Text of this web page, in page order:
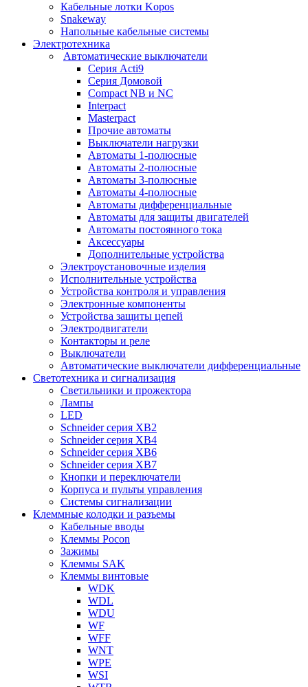
Кабельные лотки Kopos
Snakeway
Напольные кабельные системы
Электротехника
Автоматические выключатели
Серия Acti9
Серия Домовой
Compact NB и NC
Interpact
Masterpact
Прочие автоматы
Выключатели нагрузки
Автоматы 1-полюсные
Автоматы 2-полюсные
Автоматы 3-полюсные
Автоматы 4-полюсные
Автоматы дифференциальные
Автоматы для защиты двигателей
Автоматы постоянного тока
Аксессуары
Дополнительные устройства
Электроустановочные изделия
Исполнительные устройства
Устройства контроля и управления
Электронные компоненты
Устройства защиты цепей
Электродвигатели
Контакторы и реле
Выключатели
Автоматические выключатели дифференциальные
Светотехника и сигнализация
Светильники и прожектора
Лампы
LED
Schneider серия XB2
Schneider серия XB4
Schneider серия XB6
Schneider серия XB7
Кнопки и переключатели
Корпуса и пульты управления
Системы сигнализации
Клеммные колодки и разъемы
Кабельные вводы
Клеммы Pocon
Зажимы
Клеммы SAK
Клеммы винтовые
WDK
WDL
WDU
WF
WFF
WNT
WPE
WSI